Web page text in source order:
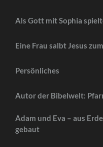
Als Gott mit Sophia
Eine Frau salbt Jesus
Persönliches
Autor der Bibelwelt:
Adam und Eva – aus
gebaut